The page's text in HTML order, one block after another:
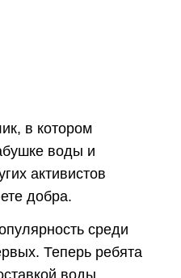
в котором
воды и
активистов
добра.
среди
Теперь ребята